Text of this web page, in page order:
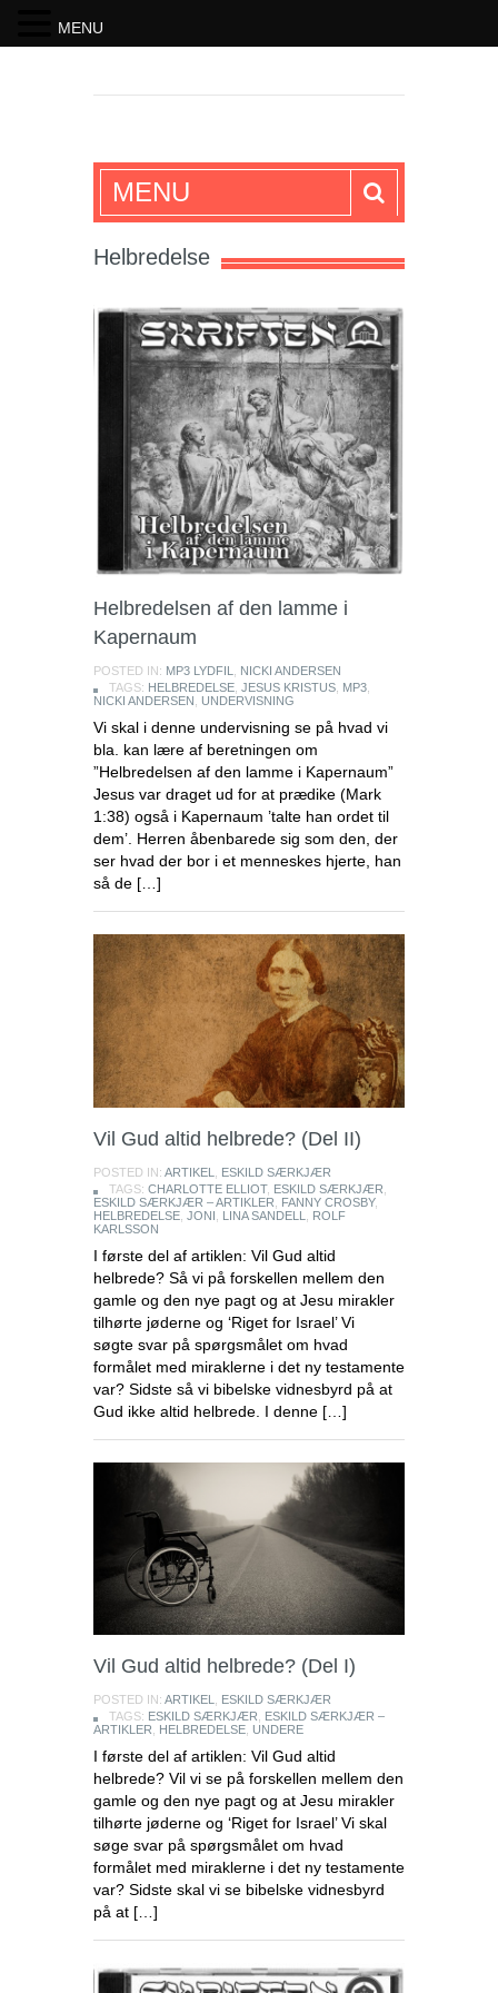
SKRIFTEN
MENU
Helbredelse
Helbredelsen af den lamme i
Kapernaum
POSTED IN: MP3 LYDFIL
NICKI ANDERSEN
TAGS: HELBREDELSE JESUS KRISTUS MP3
NICKI ANDERSEN
UNDERVISNING
Vi skal i denne undervisning se på hvad vi
bla. kan lære af beretningen om
”Helbredelsen af den lamme i Kapernaum”
Jesus var draget ud for at prædike (Mark
1:38) også i Kapernaum ’talte han ordet til
dem’. Herren åbenbarede sig som den, der
ser hvad der bor i et menneskes hjerte, han
så de […]
Vil Gud altid helbrede? (Del II)
POSTED IN: ARTIKEL
ESKILD SÆRKJÆR
TAGS: CHARLOTTE ELLIOT, ESKILD SÆRKJÆR
ESKILD SÆRKJÆR – ARTIKLER
FANNY CROSBY,
HELBREDELSE JONI LINA SANDELL
ROLF
KARLSSON
I første del af artiklen: Vil Gud altid
helbrede? Så vi på forskellen mellem den
gamle og den nye pagt og at Jesu mirakler
tilhørte jøderne og ‘Riget for Israel’ Vi
søgte svar på spørgsmålet om hvad
formålet med miraklerne i det ny testamente
var? Sidste så vi bibelske vidnesbyrd på at
Gud ikke altid helbrede. I denne […]
Vil Gud altid helbrede? (Del I)
POSTED IN: ARTIKEL
ESKILD SÆRKJÆR
TAGS: ESKILD SÆRKJÆR
ESKILD SÆRKJÆR –
ARTIKLER
HELBREDELSE UNDERE
I første del af artiklen: Vil Gud altid
helbrede? Vil vi se på forskellen mellem den
gamle og den nye pagt og at Jesu mirakler
tilhørte jøderne og ‘Riget for Israel’ Vi skal
søge svar på spørgsmålet om hvad
formålet med miraklerne i det ny testamente
var? Sidste skal vi se bibelske vidnesbyrd
på at […]
MENU